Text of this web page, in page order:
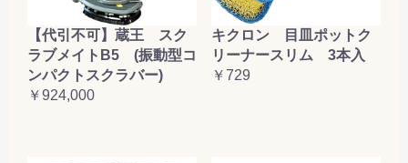
【代引不可】蔵王 スク
ラブメイトB5 (振動型コ
ンパクトスクラバー)
￥924,000
キクロン 目皿ポットク
リーナースリム 3本入
￥729